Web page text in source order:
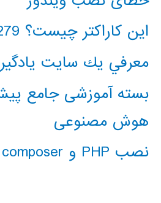
این کاراکتر چیست؟ 65279
معرفي يك سايت
بسته آموزشی جامع
هوش مصنوعی
نصب PHP و composer در ویندوز 10